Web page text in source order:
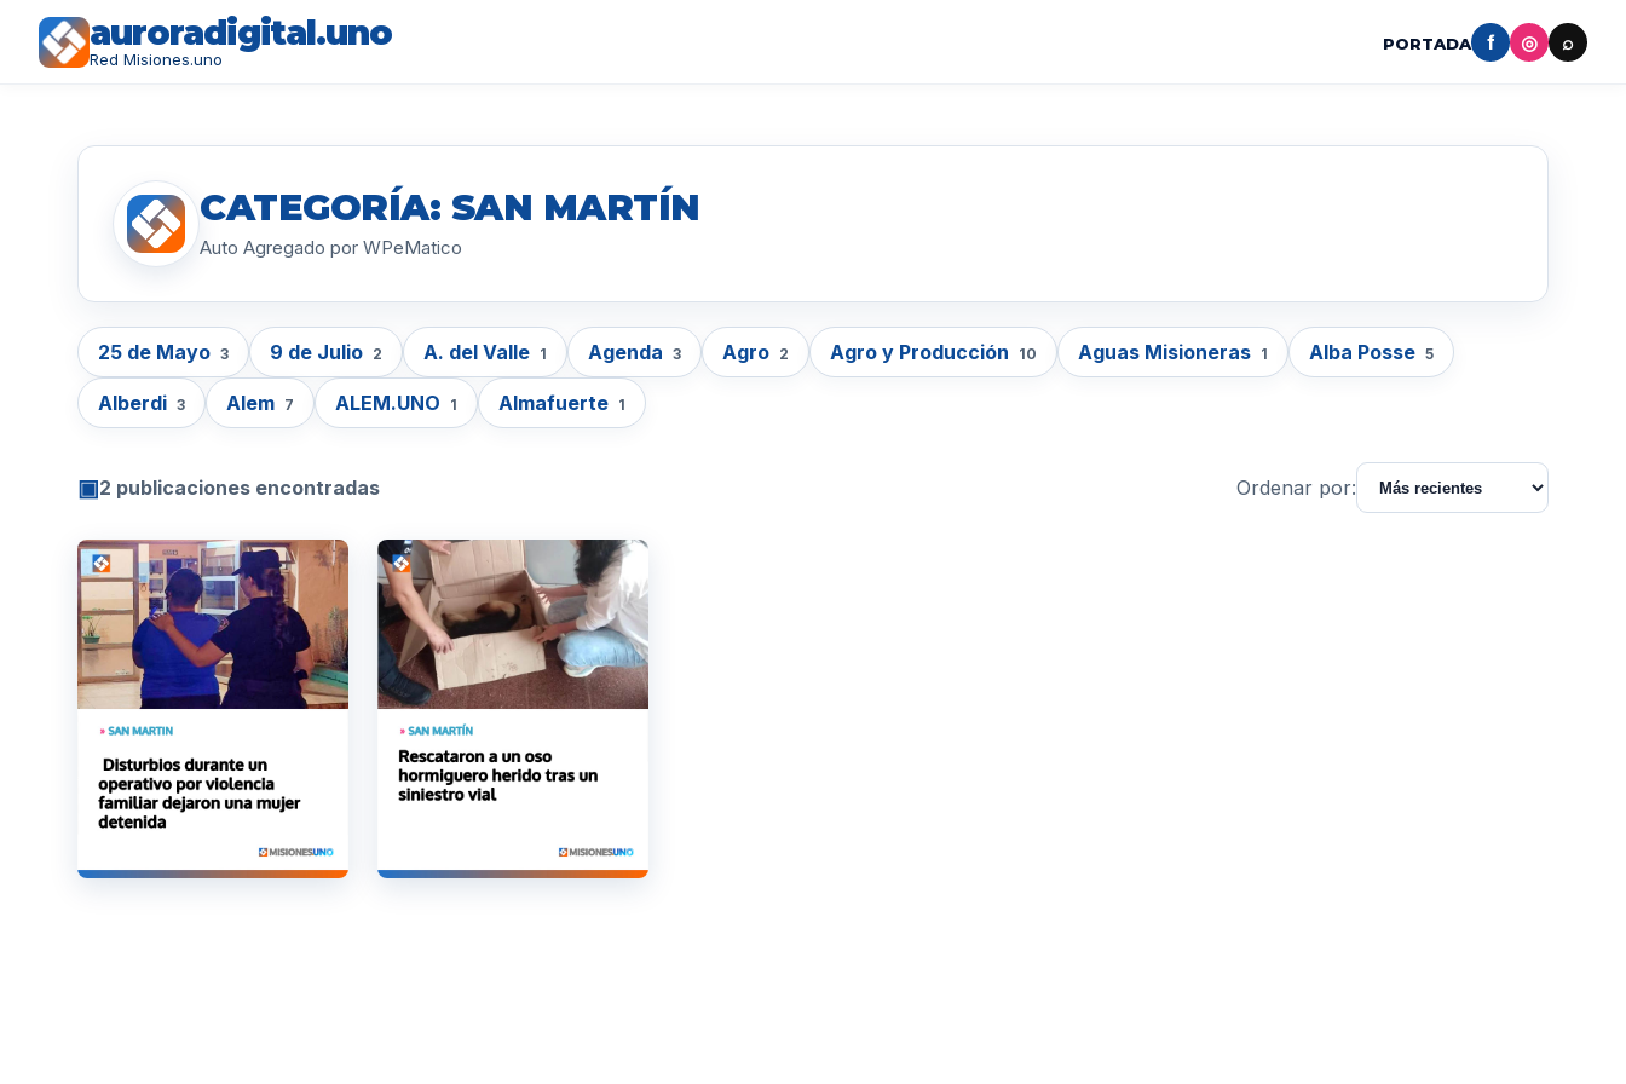
auroradigital.uno
Red Misiones.uno
PORTADA f ◎ ⌕
CATEGORÍA: SAN MARTÍN
Auto Agregado por WPeMatico
25 de Mayo 3 9 de Julio 2 A. del Valle 1 Agenda 3 Agro 2 Agro y Producción 10 Aguas Misioneras 1 Alba Posse 5
Alberdi 3 Alem 7 ALEM.UNO 1 Almafuerte 1
▣2 publicaciones encontradas Ordenar por: